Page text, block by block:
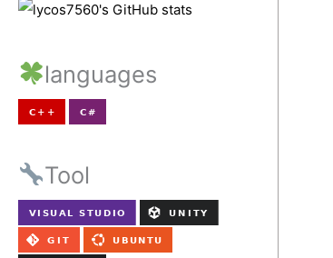
languages
Tool